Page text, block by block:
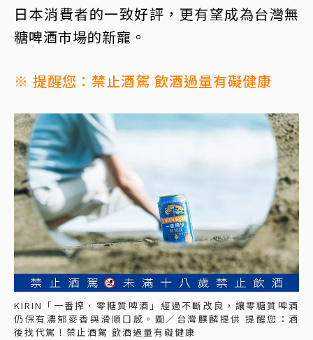
日本消費者的一致好評，更有望成為台灣無
糖啤酒市場的新寵。
※ 提醒您：禁止酒駕 飲酒過量有礙健康
KIRIN「一番搾．零糖質啤酒」經過不斷改良，讓零糖質啤酒
仍保有濃郁麥香與滑順口感。圖／台灣麒麟提供 提醒您：酒
後找代駕！禁止酒駕 飲酒過量有礙健康